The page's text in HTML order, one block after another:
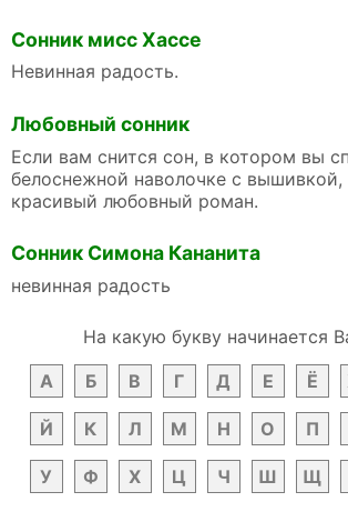
Сонник мисс Хассе
Невинная радость.
Любовный сонник
Если вам снится сон, в котором вы
белоснежной наволочке с вышивкой,
красивый любовный роман.
Сонник Симона Кананита
невинная радость
На какую букву начинается
А
Б В Г Д Е Ё
Й К Л М Н О П
У Ф Х Ц Ч Ш Щ